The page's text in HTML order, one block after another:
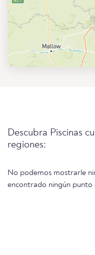
Descubra Piscinas
regiones:
No podemos mostrarle
encontrado ningún punto